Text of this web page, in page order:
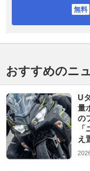
おすすめのニ
U
量
の
え